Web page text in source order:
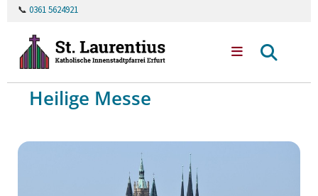
📞 0361 5624921
Heilige Messe